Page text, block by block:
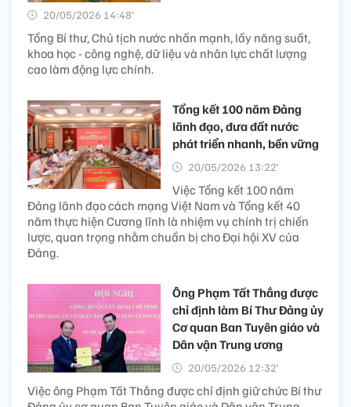
20/05/2026 14:48’
Tổng Bí thư, Chủ tịch nước nhấn mạnh, lấy năng suất,
khoa học - công nghệ, dữ liệu và nhân lực chất lượng
cao làm động lực chính.
Tổng kết 100 năm Đảng
lãnh đạo, đưa đất nước
phát triển nhanh, bền vững
20/05/2026 13:22’
Việc Tổng kết 100 năm
Đảng lãnh đạo cách mạng Việt Nam và Tổng kết 40
năm thực hiện Cương lĩnh là nhiệm vụ chính trị chiến
lược, quan trọng nhằm chuẩn bị cho Đại hội XV của
Đảng.
Ông Phạm Tất Thắng được
chỉ định làm Bí Thư Đảng ủy
Cơ quan Ban Tuyên giáo và
Dân vận Trung ương
20/05/2026 12:32’
Việc ông Phạm Tất Thắng được chỉ định giữ chức Bí thư